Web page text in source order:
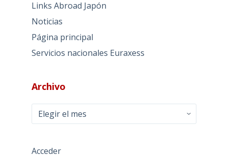
Links Abroad Japón
Noticias
Página principal
Servicios nacionales Euraxess
Archivo
Archivo
Acceder